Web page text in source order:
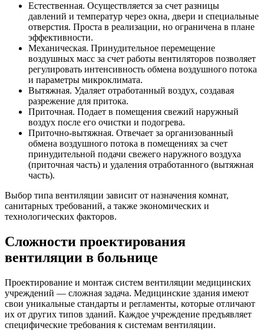
Естественная. Осуществляется за счет разницы
давлений и температур через окна, двери и специальные
отверстия. Проста в реализации, но ограничена в плане
эффективности.
Механическая. Принудительное перемещение
воздушных масс за счет работы вентиляторов позволяет
регулировать интенсивность обмена воздушного потока
и параметры микроклимата.
Вытяжная. Удаляет отработанный воздух, создавая
разрежение для притока.
Приточная. Подает в помещения свежий наружный
воздух после его очистки и подогрева.
Приточно-вытяжная. Отвечает за организованный
обмена воздушного потока в помещениях за счет
принудительной подачи свежего наружного воздуха
(приточная часть) и удаления отработанного (вытяжная
часть).
Выбор типа вентиляции зависит от назначения комнат,
санитарных требований, а также экономических и
технологических факторов.
Сложности проектирования
вентиляции в больнице
Проектирование и монтаж систем вентиляции медицинских
учреждений — сложная задача. Медицинские здания имеют
свои уникальные стандарты и регламенты, которые отличают
их от других типов зданий. Каждое учреждение предъявляет
специфические требования к системам вентиляции.